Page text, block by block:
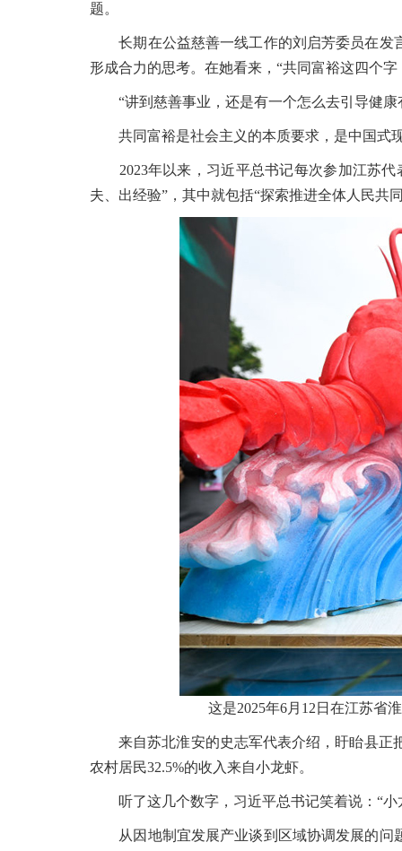
题。
长期在公益慈善一线工作的刘启芳委员在发
形成合力的思考。在她看来，“共同富裕这四个
“讲到慈善事业，还是有一个怎么去引导健康
共同富裕是社会主义的本质要求，是中国式
2023年以来，习近平总书记每次参加江苏代
夫、出经验”，其中就包括“探索推进全体人民共
这是2025年6月12日在江苏省
来自苏北淮安的史志军代表介绍，盱眙县正把
农村居民32.5%的收入来自小龙虾。
听了这几个数字，习近平总书记笑着说：“小
从因地制宜发展产业谈到区域协调发展的问